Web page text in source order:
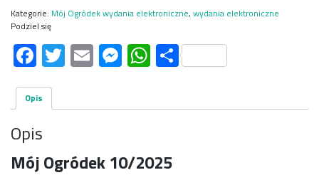
Kategorie: Mój Ogródek wydania elektroniczne, wydania elektroniczne
Podziel się
Facebook
Twitter
EmailMessenger
WhatsApp
Share
Opis
Opis
Mój Ogródek 10/2025